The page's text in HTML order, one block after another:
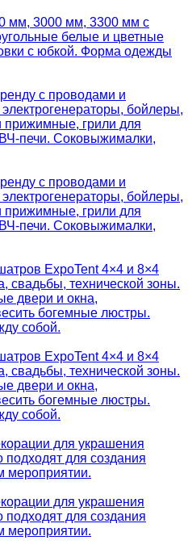
мм, 3000 мм, 3300 мм с
белые и цветные
с юбкой. Форма одежды
с проводами и
бойлеры,
грили для
печи. Соковыжималки,
с проводами и
бойлеры,
грили для
печи. Соковыжималки,
ExpoTent 4×4 и 8×4
свадьбы, технической зоны.
двери и окна,
богемные люстры.
собой.
ExpoTent 4×4 и 8×4
свадьбы, технической зоны.
двери и окна,
богемные люстры.
собой.
для украшения
для создания
мероприятии.
для украшения
для создания
мероприятии.